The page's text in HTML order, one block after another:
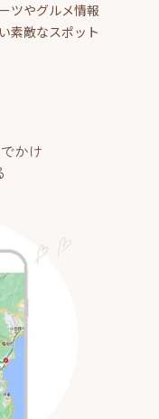
ツやグルメ情報
素敵なスポット
かけ